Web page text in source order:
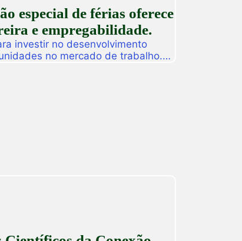
especial de férias oferece
e empregabilidade.
investir no desenvolvimento
no mercado de trabalho.